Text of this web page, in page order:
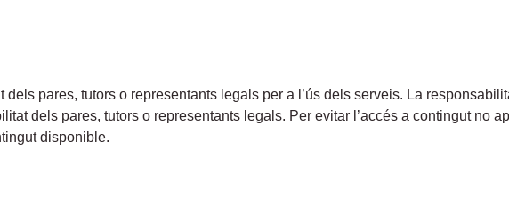
pares, tutors o representants legals per a l’ús dels serveis. La
dels pares, tutors o representants legals. Per evitar l’accés a contingut no
disponible.